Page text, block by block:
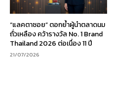
“แลคตาซอย” ตอกย้ำผู้นำตลาดนม
ถั่วเหลือง คว้ารางวัล No. 1 Brand
Thailand 2026 ต่อเนื่อง 11 ปี
21/07/2026